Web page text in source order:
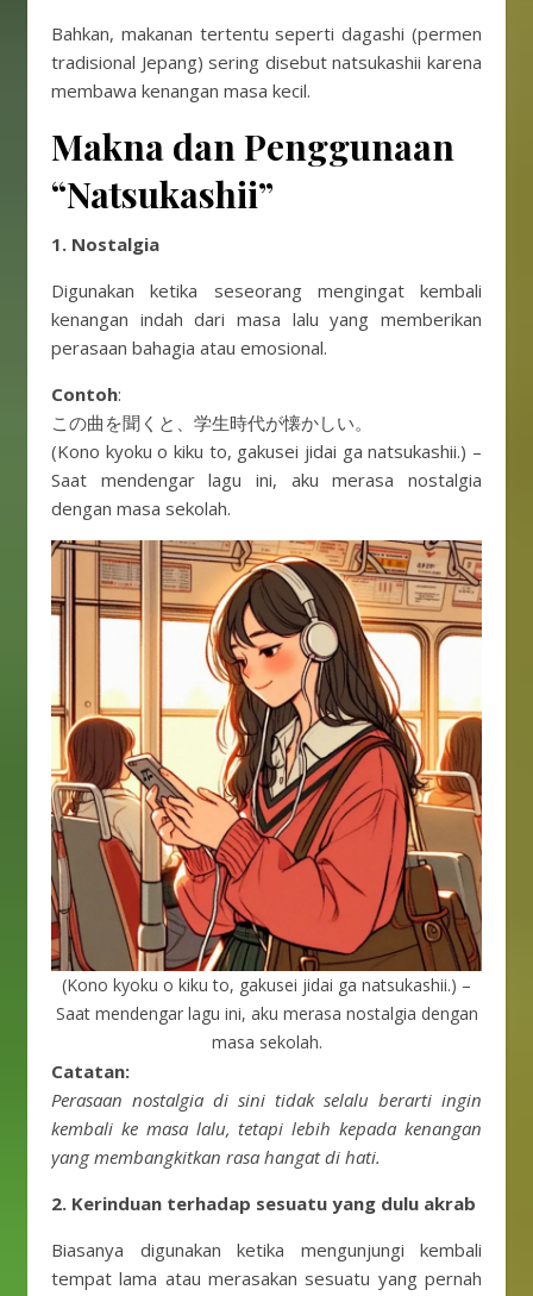
Bahkan, makanan tertentu seperti dagashi (permen
tradisional Jepang) sering disebut natsukashii karena
membawa kenangan masa kecil.
Makna dan Penggunaan
“Natsukashii”
1. Nostalgia
Digunakan ketika seseorang mengingat kembali
kenangan indah dari masa lalu yang memberikan
perasaan bahagia atau emosional.
Contoh:
この曲を聞くと、学生時代が懐かしい。
(Kono kyoku o kiku to, gakusei jidai ga natsukashii.) –
Saat mendengar lagu ini, aku merasa nostalgia
dengan masa sekolah.
(Kono kyoku o kiku to, gakusei jidai ga natsukashii.) –
Saat mendengar lagu ini, aku merasa nostalgia dengan
masa sekolah.
Catatan:
Perasaan nostalgia di sini tidak selalu berarti ingin
kembali ke masa lalu, tetapi lebih kepada kenangan
yang membangkitkan rasa hangat di hati.
2. Kerinduan terhadap sesuatu yang dulu akrab
Biasanya digunakan ketika mengunjungi kembali
tempat lama atau merasakan sesuatu yang pernah